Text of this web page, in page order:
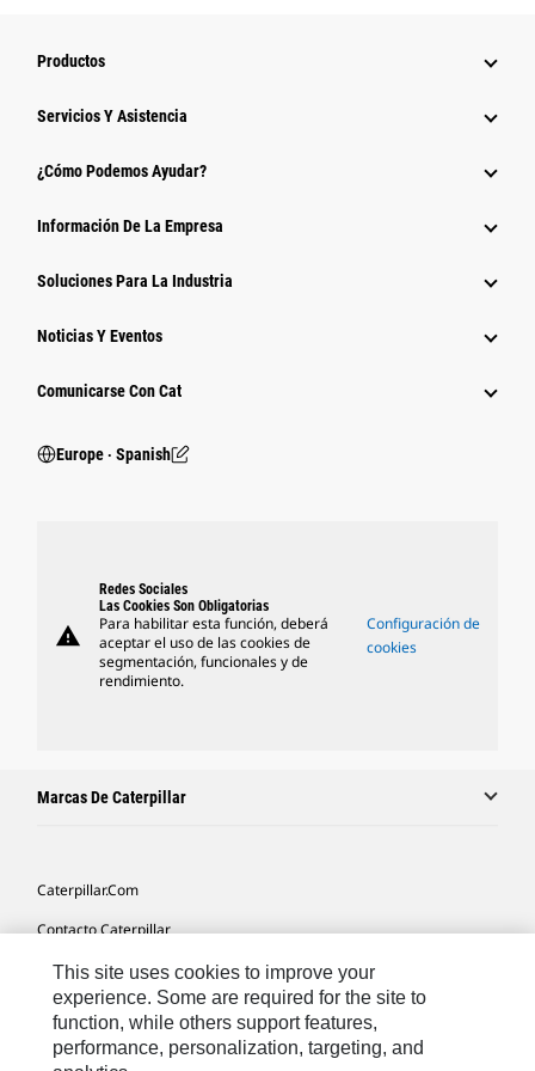
Productos
Servicios Y Asistencia
¿Cómo Podemos Ayudar?
Información De La Empresa
Soluciones Para La Industria
Noticias Y Eventos
Comunicarse Con Cat
Europe ‧ Spanish
warning
Redes Sociales
Las Cookies Son Obligatorias
Para habilitar esta función, deberá
aceptar el uso de las cookies de
segmentación, funcionales y de
rendimiento.
Configuración de
cookies
Marcas De Caterpillar
Caterpillar.com
Contacto Caterpillar
Mis Preferencias De Marketing
Mapa Del Sitio
Cookie Settings
This site uses cookies to improve your
experience. Some are required for the site to
function, while others support features,
performance, personalization, targeting, and